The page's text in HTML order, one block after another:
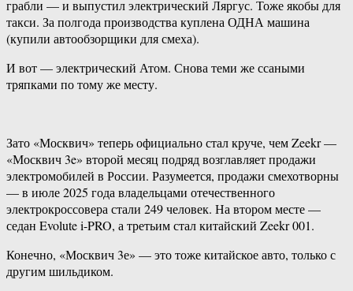
грабли — и выпустил электрический Ляргус. Тоже якобы для
такси. За полгода производства куплена ОДНА машина
(купили автообзорщики для смеха).
И вот — электрический Атом. Снова теми же ссаными
тряпками по тому же месту.
Зато «Москвич» теперь официально стал круче, чем Zeekr —
«Москвич 3e» второй месяц подряд возглавляет продажи
электромобилей в России. Разумеется, продажи смехотворны
— в июле 2025 года владельцами отечественного
электрокроссовера стали 249 человек. На втором месте —
седан Evolute i-PRO, а третьим стал китайский Zeekr 001.
Конечно, «Москвич 3е» — это тоже китайское авто, только с
другим шильдиком.